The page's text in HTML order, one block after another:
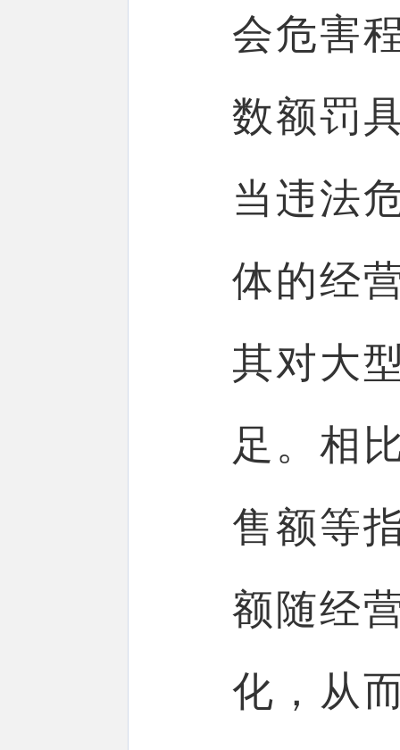
会危害
数额罚
当违法
体的经
其对大
足。相
售额等
额随经
化，从